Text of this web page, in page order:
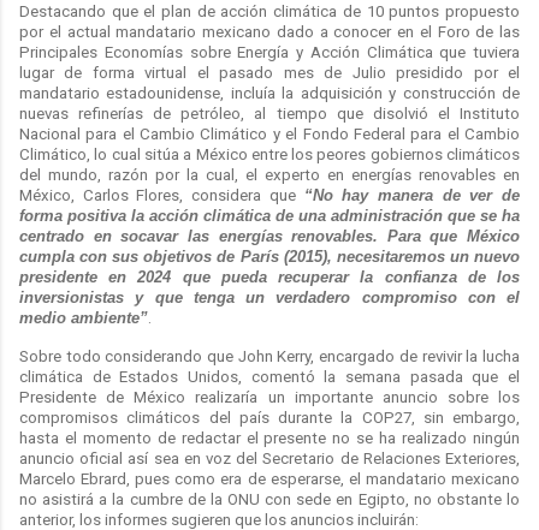
Destacando que el plan de acción climática de 10 puntos propuesto
por el actual mandatario mexicano dado a conocer en el Foro de las
Principales Economías sobre Energía y Acción Climática que tuviera
lugar de forma virtual el pasado mes de Julio presidido por el
mandatario estadounidense, incluía la adquisición y construcción de
nuevas refinerías de petróleo, al tiempo que disolvió el Instituto
Nacional para el Cambio Climático y el Fondo Federal para el Cambio
Climático, lo cual sitúa a México entre los peores gobiernos climáticos
del mundo, razón por la cual, el experto en energías renovables en
México, Carlos Flores, considera que “No hay manera de ver de
forma positiva la acción climática de una administración que se ha
centrado en socavar las energías renovables. Para que México
cumpla con sus objetivos de París (2015), necesitaremos un nuevo
presidente en 2024 que pueda recuperar la confianza de los
inversionistas y que tenga un verdadero compromiso con el
medio ambiente”
Sobre todo considerando que John Kerry, encargado de revivir la lucha
climática de Estados Unidos, comentó la semana pasada que el
Presidente de México realizaría un importante anuncio sobre los
compromisos climáticos del país durante la COP27, sin embargo,
hasta el momento de redactar el presente no se ha realizado ningún
anuncio oficial así sea en voz del Secretario de Relaciones Exteriores,
Marcelo Ebrard, pues como era de esperarse, el mandatario mexicano
no asistirá a la cumbre de la ONU con sede en Egipto, no obstante lo
anterior, los informes sugieren que los anuncios incluirán: